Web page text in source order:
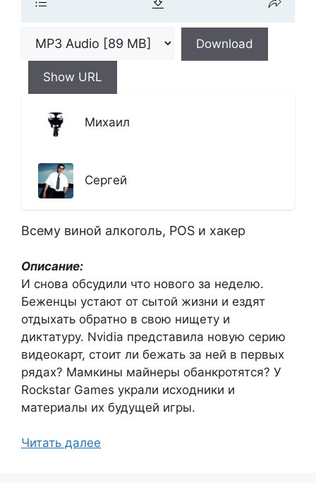
Download
Show URL
Михаил
Сергей
Всему виной алкоголь, POS и хакер
Описание:
И снова обсудили что нового за неделю.
Беженцы устают от сытой жизни и ездят
отдыхать обратно в свою нищету и
диктатуру. Nvidia представила новую серию
видеокарт, стоит ли бежать за ней в первых
рядах? Мамкины майнеры обанкротятся? У
Rockstar Games украли исходники и
материалы их будущей игры.
Читать далее